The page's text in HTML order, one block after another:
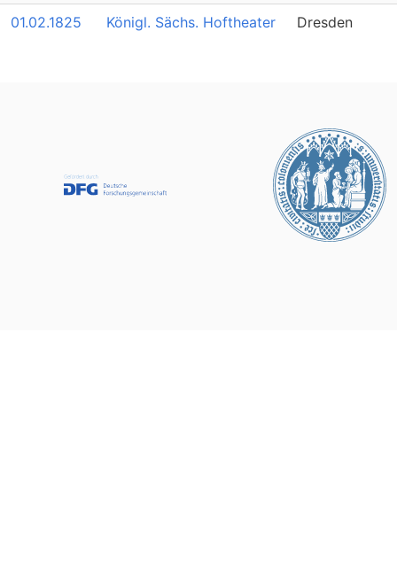
01.02.1825 Königl. Sächs. Hoftheater Dresden